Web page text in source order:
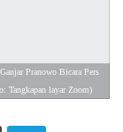
Pranowo Bicara Pers
Tangkapan layar Zoom)